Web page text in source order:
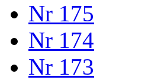
Nr 175
Nr 174
Nr 173